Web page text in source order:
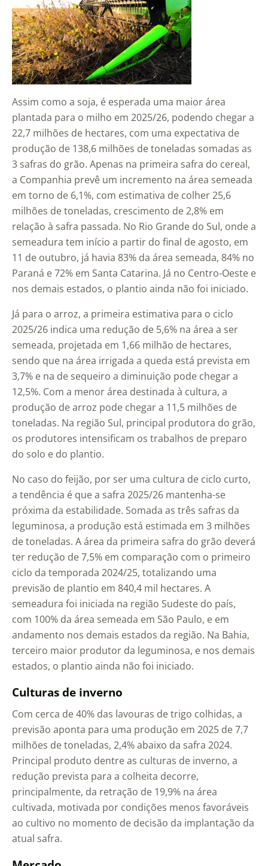
Assim como a soja, é esperada uma maior área
plantada para o milho em 2025/26, podendo chegar a
22,7 milhões de hectares, com uma expectativa de
produção de 138,6 milhões de toneladas somadas as
3 safras do grão. Apenas na primeira safra do cereal,
a Companhia prevê um incremento na área semeada
em torno de 6,1%, com estimativa de colher 25,6
milhões de toneladas, crescimento de 2,8% em
relação à safra passada. No Rio Grande do Sul, onde a
semeadura tem início a partir do final de agosto, em
11 de outubro, já havia 83% da área semeada, 84% no
Paraná e 72% em Santa Catarina. Já no Centro-Oeste e
nos demais estados, o plantio ainda não foi iniciado.
Já para o arroz, a primeira estimativa para o ciclo
2025/26 indica uma redução de 5,6% na área a ser
semeada, projetada em 1,66 milhão de hectares,
sendo que na área irrigada a queda está prevista em
3,7% e na de sequeiro a diminuição pode chegar a
12,5%. Com a menor área destinada à cultura, a
produção de arroz pode chegar a 11,5 milhões de
toneladas. Na região Sul, principal produtora do grão,
os produtores intensificam os trabalhos de preparo
do solo e do plantio.
No caso do feijão, por ser uma cultura de ciclo curto,
a tendência é que a safra 2025/26 mantenha-se
próxima da estabilidade. Somada as três safras da
leguminosa, a produção está estimada em 3 milhões
de toneladas. A área da primeira safra do grão deverá
ter redução de 7,5% em comparação com o primeiro
ciclo da temporada 2024/25, totalizando uma
previsão de plantio em 840,4 mil hectares. A
semeadura foi iniciada na região Sudeste do país,
com 100% da área semeada em São Paulo, e em
andamento nos demais estados da região. Na Bahia,
terceiro maior produtor da leguminosa, e nos demais
estados, o plantio ainda não foi iniciado.
Culturas de inverno
Com cerca de 40% das lavouras de trigo colhidas, a
previsão aponta para uma produção em 2025 de 7,7
milhões de toneladas, 2,4% abaixo da safra 2024.
Principal produto dentre as culturas de inverno, a
redução prevista para a colheita decorre,
principalmente, da retração de 19,9% na área
cultivada, motivada por condições menos favoráveis
ao cultivo no momento de decisão da implantação da
atual safra.